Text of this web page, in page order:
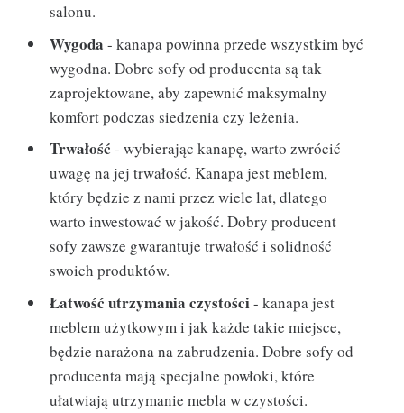
salonu.
Wygoda - kanapa powinna przede wszystkim być
wygodna. Dobre sofy od producenta są tak
zaprojektowane, aby zapewnić maksymalny
komfort podczas siedzenia czy leżenia.
Trwałość - wybierając kanapę, warto zwrócić
uwagę na jej trwałość. Kanapa jest meblem,
który będzie z nami przez wiele lat, dlatego
warto inwestować w jakość. Dobry producent
sofy zawsze gwarantuje trwałość i solidność
swoich produktów.
Łatwość utrzymania czystości- kanapa jest
meblem użytkowym i jak każde takie miejsce,
będzie narażona na zabrudzenia. Dobre sofy od
producenta mają specjalne powłoki, które
ułatwiają utrzymanie mebla w czystości.